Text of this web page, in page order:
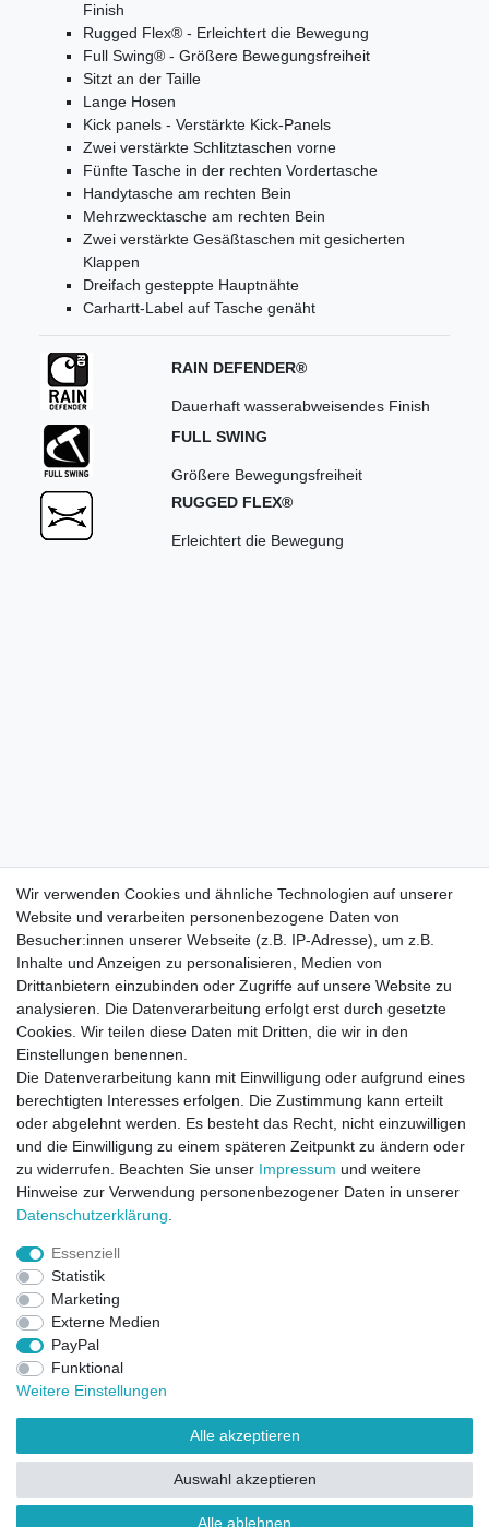
Finish
Rugged Flex® - Erleichtert die Bewegung
Full Swing® - Größere Bewegungsfreiheit
Sitzt an der Taille
Lange Hosen
Kick panels - Verstärkte Kick-Panels
Zwei verstärkte Schlitztaschen vorne
Fünfte Tasche in der rechten Vordertasche
Handytasche am rechten Bein
Mehrzwecktasche am rechten Bein
Zwei verstärkte Gesäßtaschen mit gesicherten
Klappen
Dreifach gesteppte Hauptnähte
Carhartt-Label auf Tasche genäht
RAIN DEFENDER®
Dauerhaft wasserabweisendes Finish
FULL SWING
Größere Bewegungsfreiheit
RUGGED FLEX®
Erleichtert die Bewegung
Direktkontakt per Telefon unter 04331 / 4928-910
Widerrufsrecht Widerrufsformular
Impressum
Datenschutzerklärung
AGB Kontakt
Wir verwenden Cookies und ähnliche Technologien auf unserer
Website und verarbeiten personenbezogene Daten von
Besucher:innen unserer Webseite (z.B. IP-Adresse), um z.B.
Inhalte und Anzeigen zu personalisieren, Medien von
Drittanbietern einzubinden oder Zugriffe auf unsere Website zu
analysieren. Die Datenverarbeitung erfolgt erst durch gesetzte
Cookies. Wir teilen diese Daten mit Dritten, die wir in den
Einstellungen benennen.
Die Datenverarbeitung kann mit Einwilligung oder aufgrund eines
berechtigten Interesses erfolgen. Die Zustimmung kann erteilt
oder abgelehnt werden. Es besteht das Recht, nicht einzuwilligen
und die Einwilligung zu einem späteren Zeitpunkt zu ändern oder
zu widerrufen. Beachten Sie unser Impressum und weitere
Hinweise zur Verwendung personenbezogener Daten in unserer
Daten­schutz­erklärung
Essenziell
Statistik
Marketing
Externe Medien
PayPal
Funktional
Weitere Einstellungen
Alle akzeptieren
Alle ablehnen
Auswahl akzeptieren